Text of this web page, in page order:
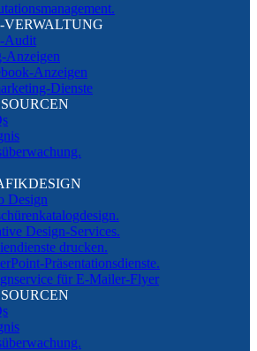
VERWALTUNG
Audit
Anzeigen
Anzeigen
Dienste
Design
Design-Services.
drucken.
Präsentationsdienste.
für E-Mailer-Flyer